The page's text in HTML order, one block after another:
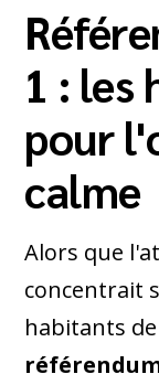
1 : les
pour
calme
Alors que
concentrait
habitants de